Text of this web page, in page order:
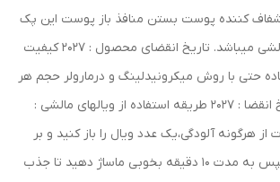
کننده پوست بستن منافذ باز پوست این پک
شامل 20 عدد ویال مالشی میباشد. تاریخ انقضای محصول : 2027 کیفیت
حتی با روش میکرونیدلینگ و درمارولر حجم هر
ویال:2میلی لیتر تاریخ انقضا : 2027 طریقه استفاده از ویالهای مالشی :
هرگونه آلودگی،یک عدد ویال را باز کنید و بر
روی پوست بریزید.سپس به مدت 10 دقیقه بخوبی ماساژ دهید تا جذب